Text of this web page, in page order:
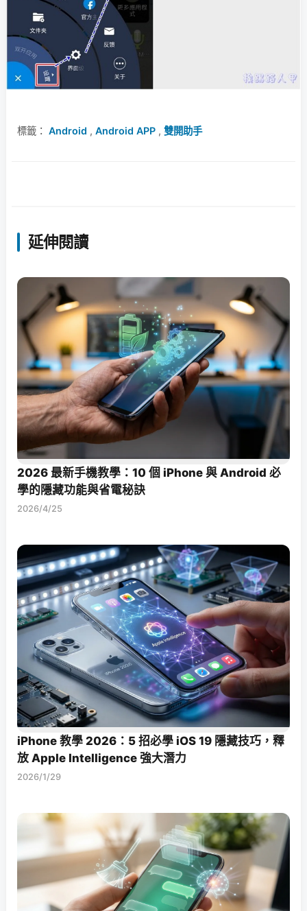
標籤： Android , Android APP , 雙開助手
延伸閱讀
2026 最新手機教學：10 個 iPhone 與 Android 必
學的隱藏功能與省電秘訣
2026/4/25
iPhone 教學 2026：5 招必學 iOS 19 隱藏技巧，釋
放 Apple Intelligence 強大潛力
2026/1/29